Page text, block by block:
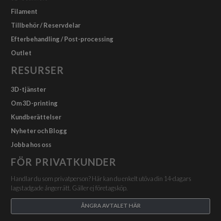
Filament
Tillbehör / Reservdelar
Efterbehandling / Post-processing
Outlet
RESURSER
3D-tjänster
Om 3D-printing
Kundberättelser
Nyheter och Blogg
Jobba hos oss
FÖR PRIVATKUNDER
Handlar du som privatperson? Här kan du enkelt utöva din 14-dagars
lagstadgade ångerrätt. Gäller ej företagsköp.
ÅNGRA AVTALET HÄR